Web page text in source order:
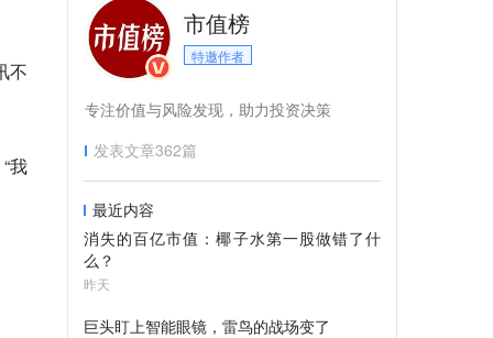
不
我
市值榜
特邀作者
专注价值与风险发现，助力投资决策
发表文章362篇
最近内容
消失的百亿市值：椰子水第一股做错了什
么？
昨天
巨头盯上智能眼镜，雷鸟的战场变了